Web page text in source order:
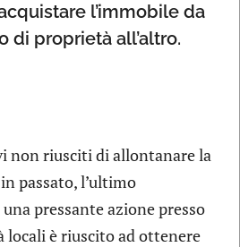
l’immobile da
di proprietà all’altro.
non riusciti di allontanare la
passato, l’ultimo
pressante azione presso
locali è riuscito ad ottenere